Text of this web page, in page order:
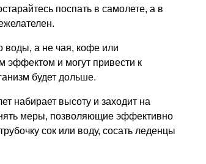
поспать в самолете, а в
воды, а не чая, кофе или
эффектом и могут привести к
будет дольше.
набирает высоту и заходит на
меры, позволяющие эффективно
сок или воду, сосать леденцы